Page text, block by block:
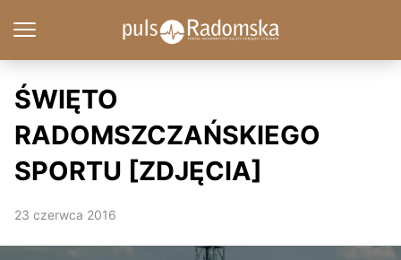
ŚWIĘTO
RADOMSZCZAŃSKIEGO
SPORTU [ZDJĘCIA]
23 czerwca 2016